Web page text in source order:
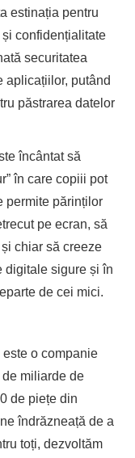
estinația pentru
confidențialitate
securitatea
aplicațiilor, putând
păstrarea datelor
încântat să
în care copiii pot
permite părinților
pe ecran, să
chiar să creeze
digitale sigure și în
de cei mici.
o companie
miliarde de
de piețe din
îndrăzneață de a
toți, dezvoltăm